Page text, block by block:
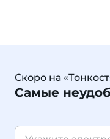
Скоро на
Самые